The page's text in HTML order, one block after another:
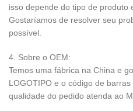
isso depende do tipo de produto
Gostaríamos de resolver seu
possível.
4. Sobre o OEM:
Temos uma fábrica na China e
LOGOTIPO e o código de
qualidade do pedido atenda ao